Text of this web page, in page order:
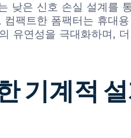
낮은 신호 손실 설계를
컴팩트한 폼팩터는 휴대
유연성을 극대화하며,
기계적